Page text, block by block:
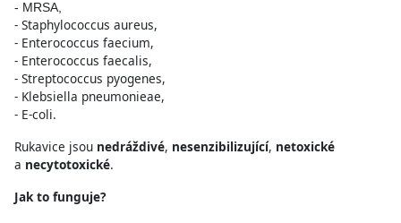
- MRSA,
- Staphylococcus aureus,
- Enterococcus faecium,
- Enterococcus faecalis,
- Streptococcus pyogenes,
- Klebsiella pneumonieae,
- E-coli.
Rukavice jsou nedráždivé, nesenzibilizující, netoxické
a necytotoxické.
Jak to funguje?